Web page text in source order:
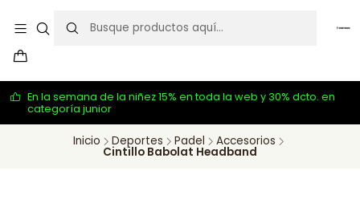
En la semana de la niñez 15% en toda la web y 30% dcto. en
categoría junior
Inicio Deportes Padel Accesorios
Cintillo Babolat Headband